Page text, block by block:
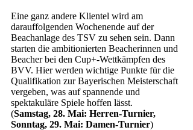
Eine ganz andere Klientel wird am
darauffolgenden Wochenende auf der
Beachanlage des TSV zu sehen sein. Dann
starten die ambitionierten Beacherinnen und
Beacher bei den Cup+-Wettkämpfen des
BVV. Hier werden wichtige Punkte für die
Qualifikation zur Bayerischen Meisterschaft
vergeben, was auf spannende und
spektakuläre Spiele hoffen lässt.
(Samstag, 28. Mai: Herren-Turnier,
Sonntag, 29. Mai: Damen-Turnier)